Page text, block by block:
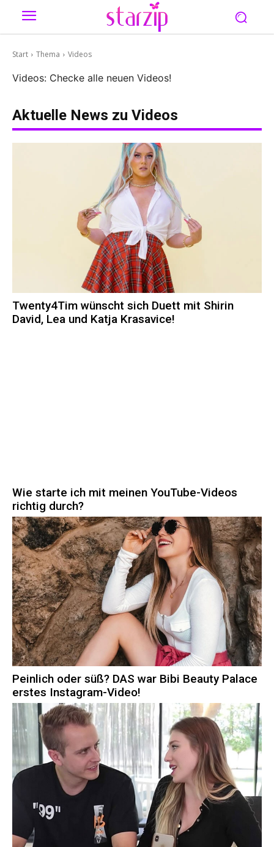
Start Thema Videos
Videos: Checke alle neuen Videos!
Aktuelle News zu Videos
Twenty4Tim wünscht sich Duett mit Shirin
David, Lea und Katja Krasavice!
Wie starte ich mit meinen YouTube-Videos
richtig durch?
Peinlich oder süß? DAS war Bibi Beauty Palace
erstes Instagram-Video!